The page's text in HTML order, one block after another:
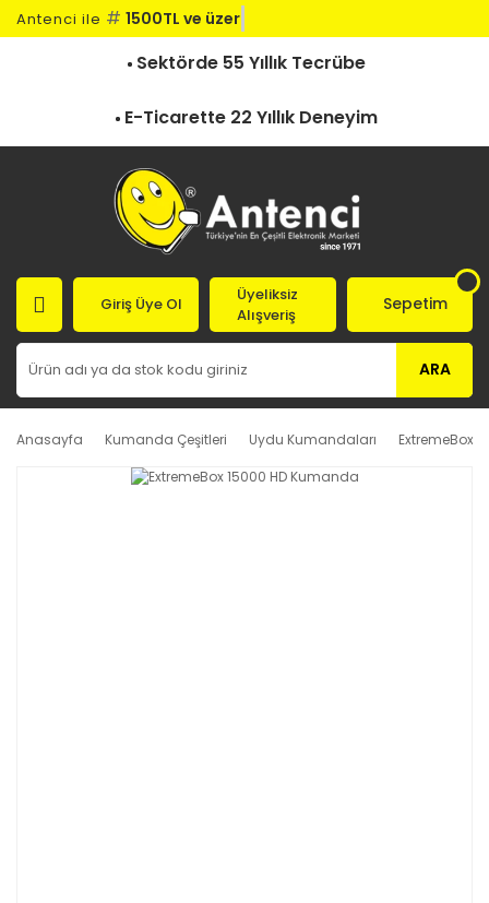
Antenci ile # 1500TL ve üzeri
Sektörde 55 Yıllık Tecrübe
E-Ticarette 22 Yıllık Deneyim
ARA
Giriş Üye Ol
Üyeliksiz
Alışveriş
Sepetim
Anasayfa Kumanda Çeşitleri Uydu Kumandaları ExtremeBox